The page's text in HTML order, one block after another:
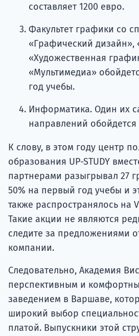
составляет 1200 евро.
Факультет графики со
«Графический дизайн»,
«Художественная
«Мультимедиа»
год учебы.
Информатика. Один их
направлений обойдется
К слову, в этом году центр
образования UP-STUDY
партнерами разыгрывал 27
50% на первый год учебы и
также распространялось на
Такие акции не являются
следите за предложениями
компании.
Следовательно, Академия
перспективным и
заведением в Варшаве,
широкий выбор
платой. Выпускники этой